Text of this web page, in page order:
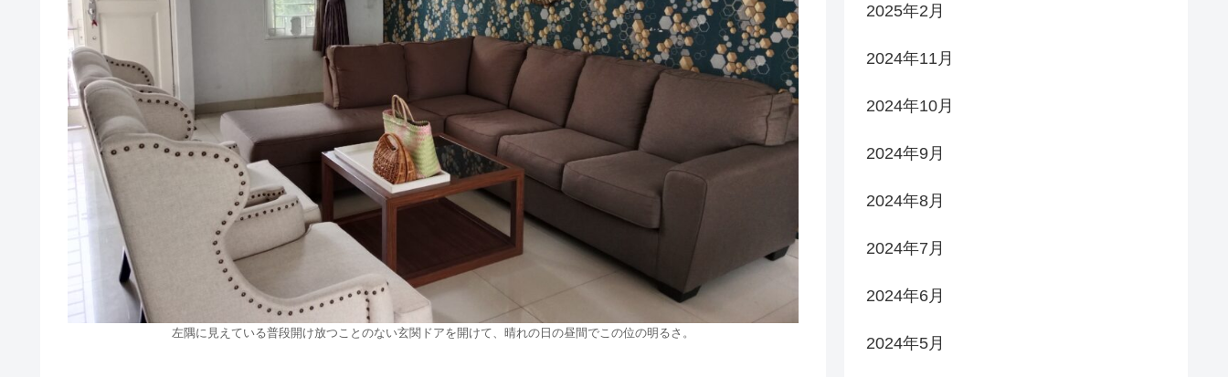
左隅に見えている普段開け放つことのない玄関ドアを開けて、晴れの日の昼間でこの位の明るさ。
2025年2月
2024年11月
2024年10月
2024年9月
2024年8月
2024年7月
2024年6月
2024年5月